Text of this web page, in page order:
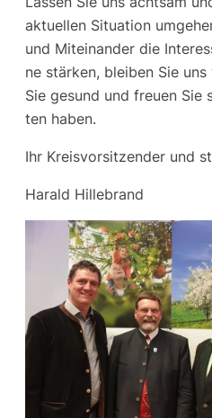
aktu­el­len Situa­ti­on
und Mit­ein­an­der die
ne stär­ken, blei­ben Sie
Sie gesund und freu­en Sie
ten haben.
Ihr Kreis­vor­sit­zen­der und
Harald Hil­le­brand